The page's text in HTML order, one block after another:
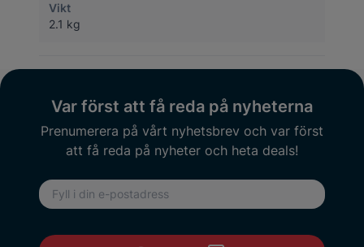
Vikt
2.1 kg
Var först att få reda på nyheterna
Prenumerera på vårt nyhetsbrev och var först
att få reda på nyheter och heta deals!
E-postadress